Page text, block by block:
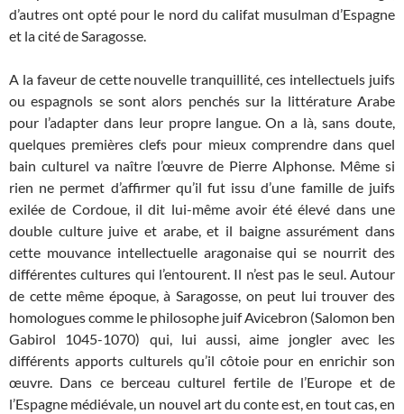
d’autres ont opté pour le nord du califat musulman d’Espagne
et la cité de Saragosse.
A la faveur de cette nouvelle tranquillité, ces intellectuels juifs
ou espagnols se sont alors penchés sur la littérature Arabe
pour l’adapter dans leur propre langue. On a là, sans doute,
quelques premières clefs pour mieux comprendre dans quel
bain culturel va naître l’œuvre de Pierre Alphonse. Même si
rien ne permet d’affirmer qu’il fut issu d’une famille de juifs
exilée de Cordoue, il dit lui-même avoir été élevé dans une
double culture juive et arabe, et il baigne assurément dans
cette mouvance intellectuelle aragonaise qui se nourrit des
différentes cultures qui l’entourent. Il n’est pas le seul. Autour
de cette même époque, à Saragosse, on peut lui trouver des
homologues comme le philosophe juif Avicebron (Salomon ben
Gabirol 1045-1070) qui, lui aussi, aime jongler avec les
différents apports culturels qu’il côtoie pour en enrichir son
œuvre. Dans ce berceau culturel fertile de l’Europe et de
l’Espagne médiévale, un nouvel art du conte est, en tout cas, en